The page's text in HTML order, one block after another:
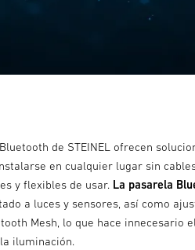
de STEINEL ofrecen
en cualquier lugar sin
y flexibles de usar. La pasarela
a luces y sensores, así como
Mesh, lo que hace innecesario
iluminación.